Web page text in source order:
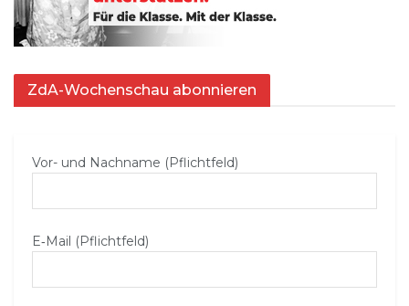
ZdA-Wochenschau abonnieren
Vor- und Nachname (Pflichtfeld)
E‑Mail (Pflichtfeld)